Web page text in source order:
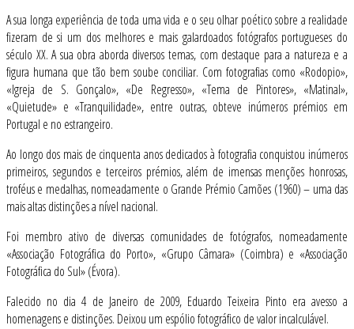
A sua longa experiência de toda uma vida e o seu olhar poético sobre a realidade
fizeram de si um dos melhores e mais galardoados fotógrafos portugueses do
século XX. A sua obra aborda diversos temas, com destaque para a natureza e a
figura humana que tão bem soube conciliar. Com fotografias como «Rodopio»,
«Igreja de S. Gonçalo», «De Regresso», «Tema de Pintores», «Matinal»,
«Quietude» e «Tranquilidade», entre outras, obteve inúmeros prémios em
Portugal e no estrangeiro.
Ao longo dos mais de cinquenta anos dedicados à fotografia conquistou inúmeros
primeiros, segundos e terceiros prémios, além de imensas menções honrosas,
troféus e medalhas, nomeadamente o Grande Prémio Camões (1960) – uma das
mais altas distinções a nível nacional.
Foi membro ativo de diversas comunidades de fotógrafos, nomeadamente
«Associação Fotográfica do Porto», «Grupo Câmara» (Coimbra) e «Associação
Fotográfica do Sul» (Évora).
Falecido no dia 4 de Janeiro de 2009, Eduardo Teixeira Pinto era avesso a
homenagens e distinções. Deixou um espólio fotográfico de valor incalculável.